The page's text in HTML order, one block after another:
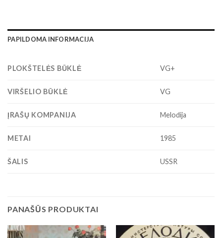
PAPILDOMA INFORMACIJA
PLOKŠTELĖS BŪKLĖ VG+
VIRŠELIO BŪKLĖ VG
ĮRAŠŲ KOMPANIJA Melodija
METAI 1985
ŠALIS USSR
PANAŠŪS PRODUKTAI